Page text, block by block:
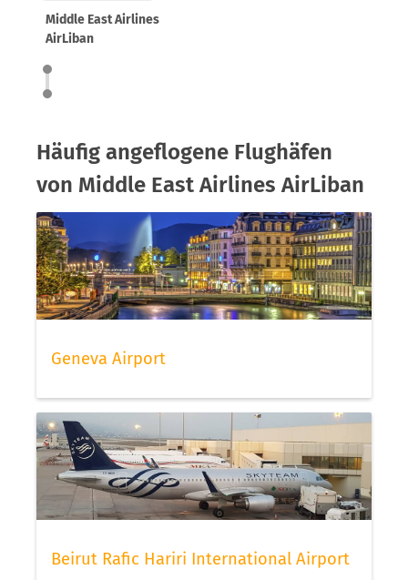
Middle East Airlines
AirLiban
Häufig angeflogene Flughäfen
von Middle East Airlines AirLiban
Geneva Airport
Beirut Rafic Hariri International Airport